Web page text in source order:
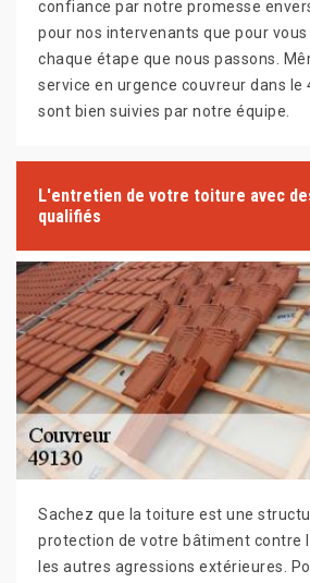
confiance par notre promesse
pour nos intervenants que pour
chaque étape que nous passons.
service en urgence couvreur dans le
sont bien suivies par notre équipe.
L'entretien de votre toiture avec
qualifiés
Sachez que la toiture est une
protection de votre bâtiment contre
les autres agressions extérieures.